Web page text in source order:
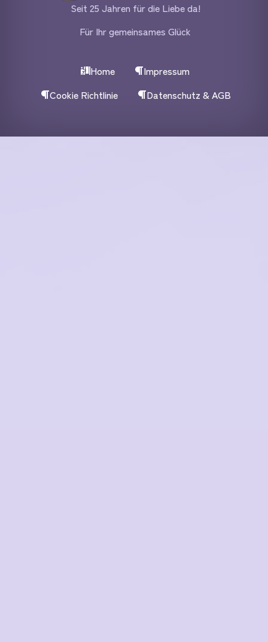
Seit 25 Jahren für die Liebe da!
Für Ihr gemeinsames Glück
Home
Impressum
Cookie Richtlinie
Datenschutz & AGB